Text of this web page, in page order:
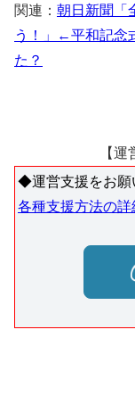
関連： 朝日新聞「
う！」←平和記念
た？
【
◆運営支援をお願
各種支援方法の詳